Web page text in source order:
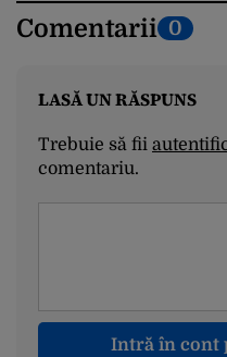
Comentarii 0
LASĂ UN RĂSPUNS
Trebuie să fii
comentariu.
Intră în cont